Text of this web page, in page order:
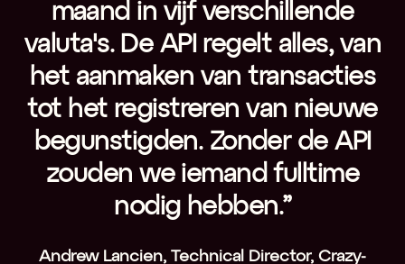
maand in vijf verschillende
valuta's. De API regelt alles, van
het aanmaken van transacties
tot het registreren van nieuwe
begunstigden. Zonder de API
zouden we iemand fulltime
nodig hebben.”
Andrew Lancien, Technical Director, Crazy-